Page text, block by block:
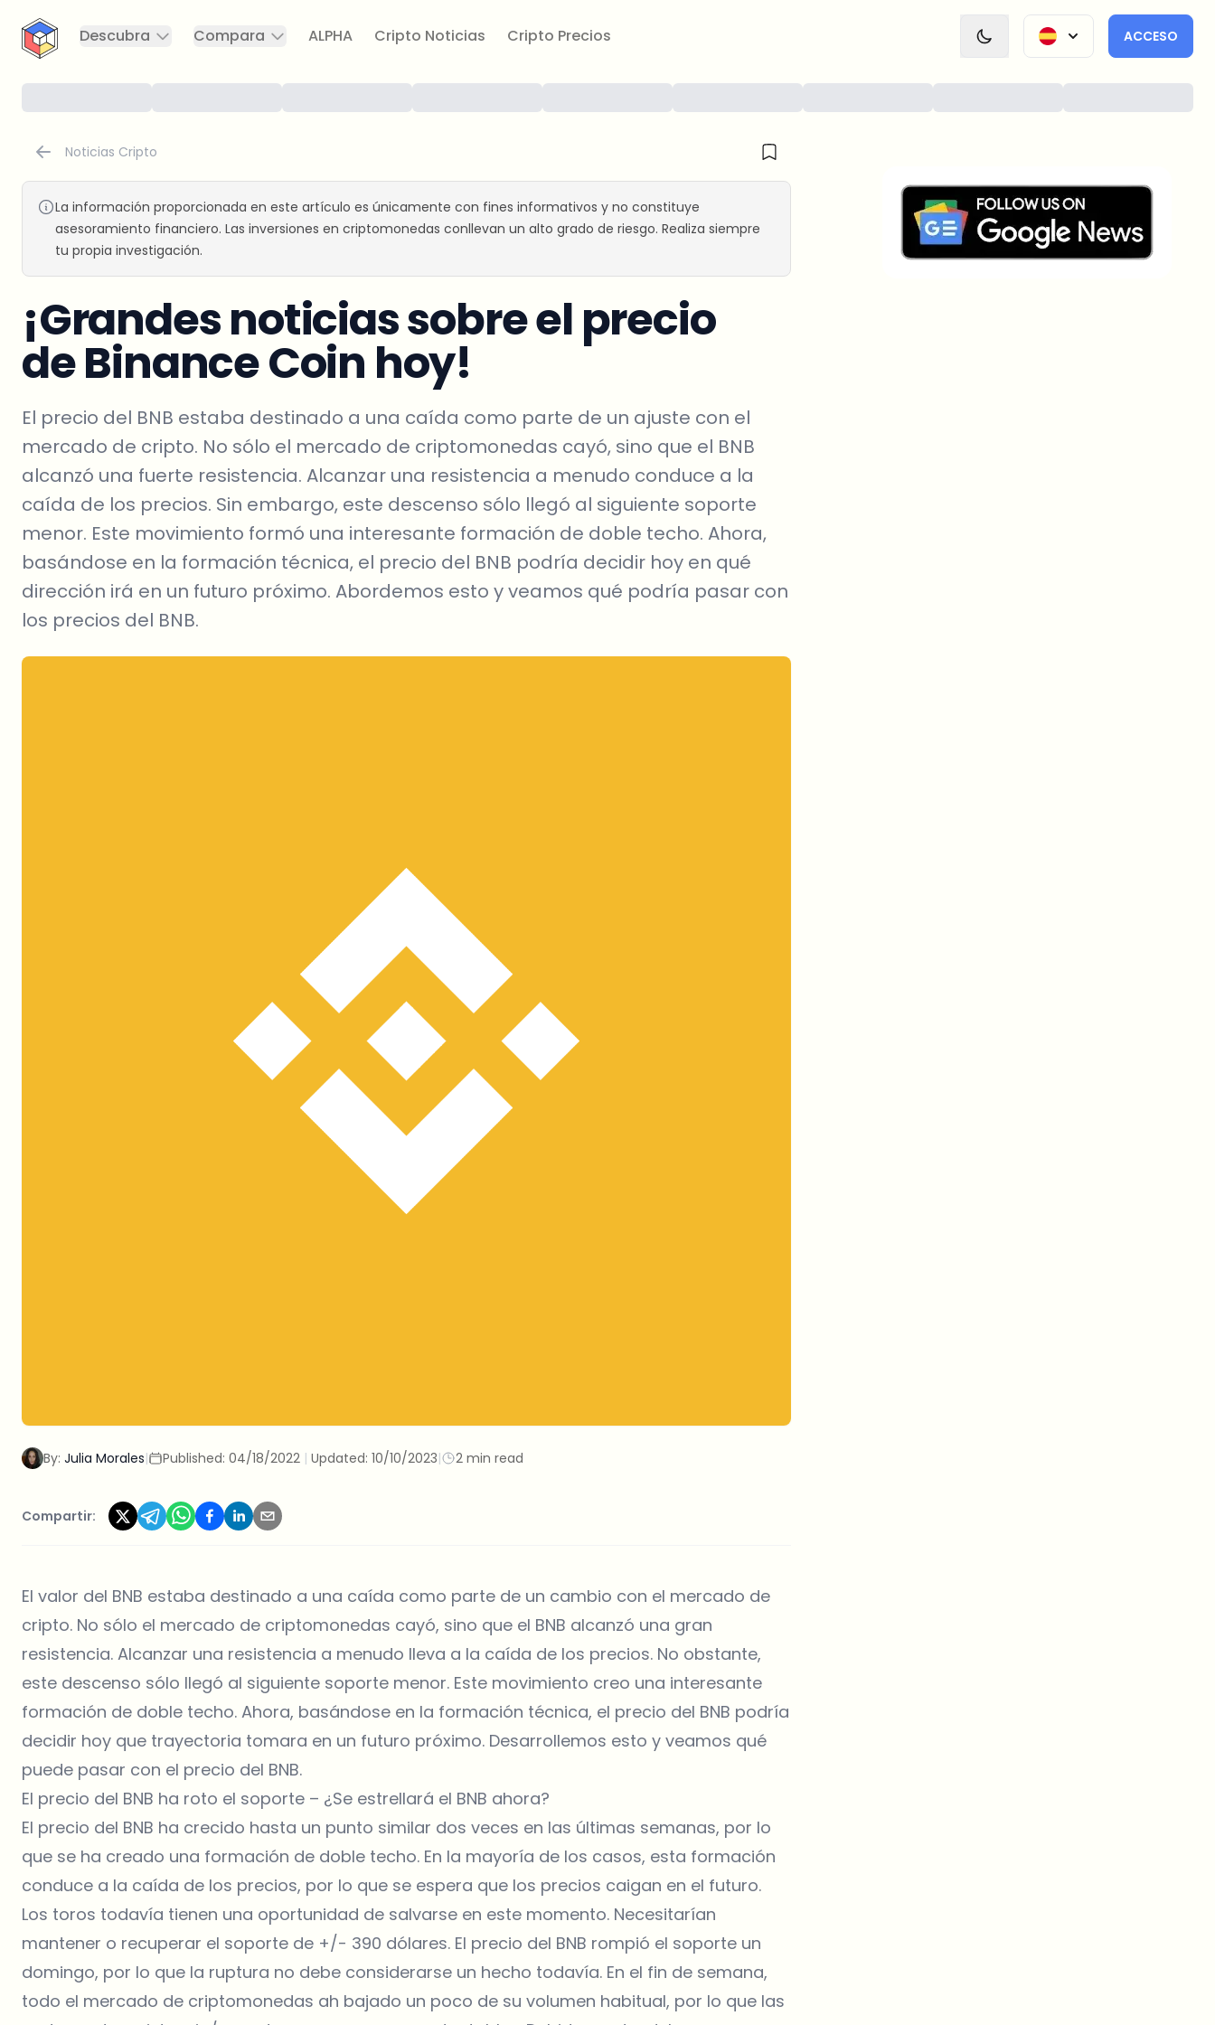
CryptoTicker
Descubra
Compara ALPHA Cripto Noticias Cripto Precios ACCESO
Noticias Cripto
La información proporcionada en este artículo es únicamente con fines informativos y no constituye
asesoramiento financiero. Las inversiones en criptomonedas conllevan un alto grado de riesgo. Realiza siempre
tu propia investigación.
¡Grandes noticias sobre el precio
de Binance Coin hoy!
El precio del BNB estaba destinado a una caída como parte de un ajuste con el
mercado de cripto. No sólo el mercado de criptomonedas cayó, sino que el BNB
alcanzó una fuerte resistencia. Alcanzar una resistencia a menudo conduce a la
caída de los precios. Sin embargo, este descenso sólo llegó al siguiente soporte
menor. Este movimiento formó una interesante formación de doble techo. Ahora,
basándose en la formación técnica, el precio del BNB podría decidir hoy en qué
dirección irá en un futuro próximo. Abordemos esto y veamos qué podría pasar con
los precios del BNB.
By: Julia Morales| Published: 04/18/2022 | Updated: 10/10/2023| 2 min read
Compartir:
El valor del BNB estaba destinado a una caída como parte de un cambio con el mercado de
cripto. No sólo el mercado de criptomonedas cayó, sino que el BNB alcanzó una gran
resistencia. Alcanzar una resistencia a menudo lleva a la caída de los precios. No obstante,
este descenso sólo llegó al siguiente soporte menor. Este movimiento creo una interesante
formación de doble techo. Ahora, basándose en la formación técnica, el precio del BNB podría
decidir hoy que trayectoria tomara en un futuro próximo. Desarrollemos esto y veamos qué
puede pasar con el precio del BNB.
El precio del BNB ha roto el soporte – ¿Se estrellará el BNB ahora?
El precio del BNB ha crecido hasta un punto similar dos veces en las últimas semanas, por lo
que se ha creado una formación de doble techo. En la mayoría de los casos, esta formación
conduce a la caída de los precios, por lo que se espera que los precios caigan en el futuro.
Los toros todavía tienen una oportunidad de salvarse en este momento. Necesitarían
mantener o recuperar el soporte de +/- 390 dólares. El precio del BNB rompió el soporte un
domingo, por lo que la ruptura no debe considerarse un hecho todavía. En el fin de semana,
todo el mercado de criptomonedas ah bajado un poco de su volumen habitual, por lo que las